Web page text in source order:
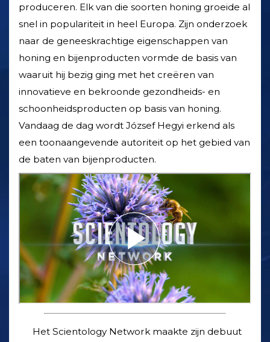
produceren. Elk van die soorten honing groeide al
snel in populariteit in heel Europa. Zijn onderzoek
naar de geneeskrachtige eigenschappen van
honing en bijen­producten vormde de basis van
waaruit hij bezig ging met het creëren van
innovatieve en bekroonde gezondheids- en
schoonheids­producten op basis van honing.
Vandaag de dag wordt József Hegyi erkend als
een toonaangevende autoriteit op het gebied van
de baten van bijen­producten.
Het Scientology Network maakte zijn debuut